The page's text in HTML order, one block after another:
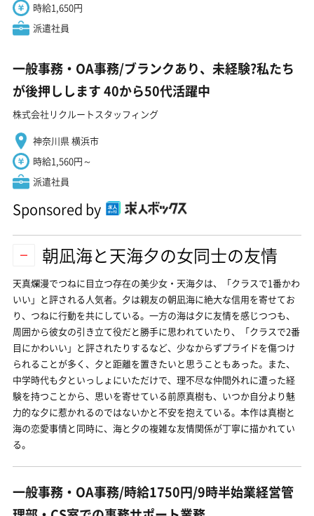
時給1,650円
派遣社員
一般事務・OA事務/ブランクあり、未経験?私たち
が後押しします 40から50代活躍中
株式会社リクルートスタッフィング
神奈川県 横浜市
時給1,560円～
派遣社員
Sponsored by
朝凪海と天海夕の女同士の友情
天真爛漫でつねに目立つ存在の美少女・天海夕は、「クラスで1番かわ
いい」と評される人気者。夕は親友の朝凪海に絶大な信用を寄せてお
り、つねに行動を共にしている。一方の海は夕に友情を感じつつも、
周囲から彼女の引き立て役だと勝手に思われていたり、「クラスで2番
目にかわいい」と評されたりするなど、少なからずプライドを傷つけ
られることが多く、夕と距離を置きたいと思うこともあった。また、
中学時代も夕といっしょにいただけで、理不尽な仲間外れに遭った経
験を持つことから、思いを寄せている前原真樹も、いつか自分より魅
力的な夕に惹かれるのではないかと不安を抱えている。本作は真樹と
海の恋愛事情と同時に、海と夕の複雑な友情関係が丁寧に描かれてい
る。
一般事務・OA事務/時給1750円/9時半始業経営管